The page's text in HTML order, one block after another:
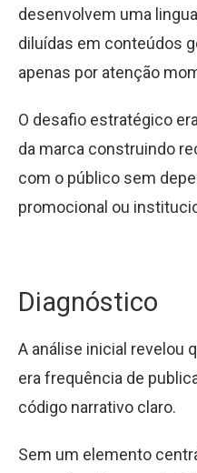
desenvolvem uma
diluídas em conteúdos
apenas por atenção
O desafio estratégico
da marca construindo
com o público sem
promocional ou
Diagnóstico
A análise inicial revelou
era frequência de
código narrativo claro.
Sem um elemento